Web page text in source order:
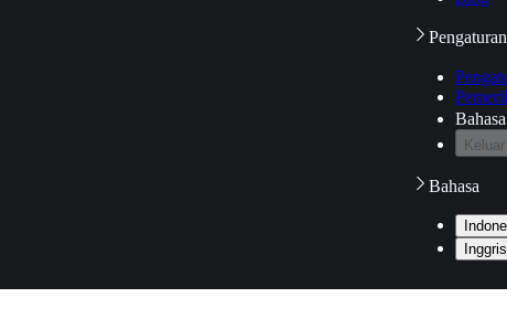
Pengaturan
Bahasa
Bahasa
Inggris